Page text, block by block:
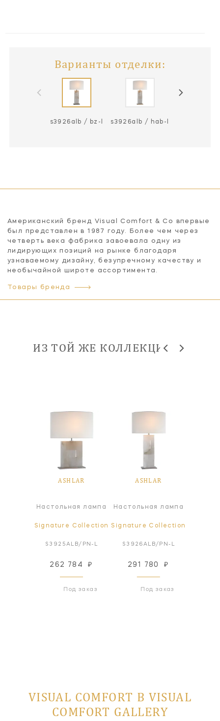
Варианты отделки:
s3926alb / bz-l s3926alb / hab-l
Американский бренд Visual Comfort & Co впервые
был представлен в 1987 году. Более чем через
четверть века фабрика завоевала одну из
лидирующих позиций на рынке благодаря
узнаваемому дизайну, безупречному качеству и
необычайной широте ассортимента.
Товары бренда
ИЗ ТОЙ ЖЕ КОЛЛЕКЦИИ
ASHLAR
Настольная лампа
Signature Collection
S3925ALB/PN-L
262 784 ₽
Под заказ
ASHLAR
Настольная лампа
Signature Collection
S3926ALB/PN-L
291 780 ₽
Под заказ
VISUAL COMFORT В VISUAL
COMFORT GALLERY